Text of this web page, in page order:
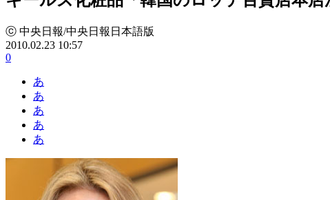
ⓒ 中央日報/中央日報日本語版
2010.02.23 10:57
0
あ
あ
あ
あ
あ